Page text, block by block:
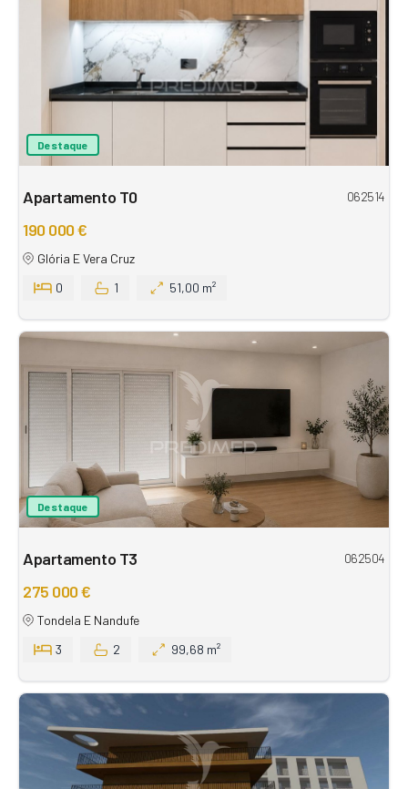
Destaque
Apartamento T0 062514
190 000 €
Glória E Vera Cruz
0
1 51,00 m²
Destaque
Apartamento T3 062504
275 000 €
Tondela E Nandufe
3
2 99,68 m²